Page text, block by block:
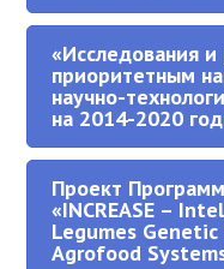
«Исследования
приоритетным
научно-
на 2014-2020
Проект
«INCREASE –
Legumes
Agrofood